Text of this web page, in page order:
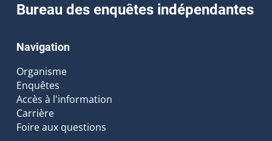
Bureau des enquêtes indépendantes
Navigation
Organisme
Enquêtes
Accès à l'information
Carrière
Foire aux questions